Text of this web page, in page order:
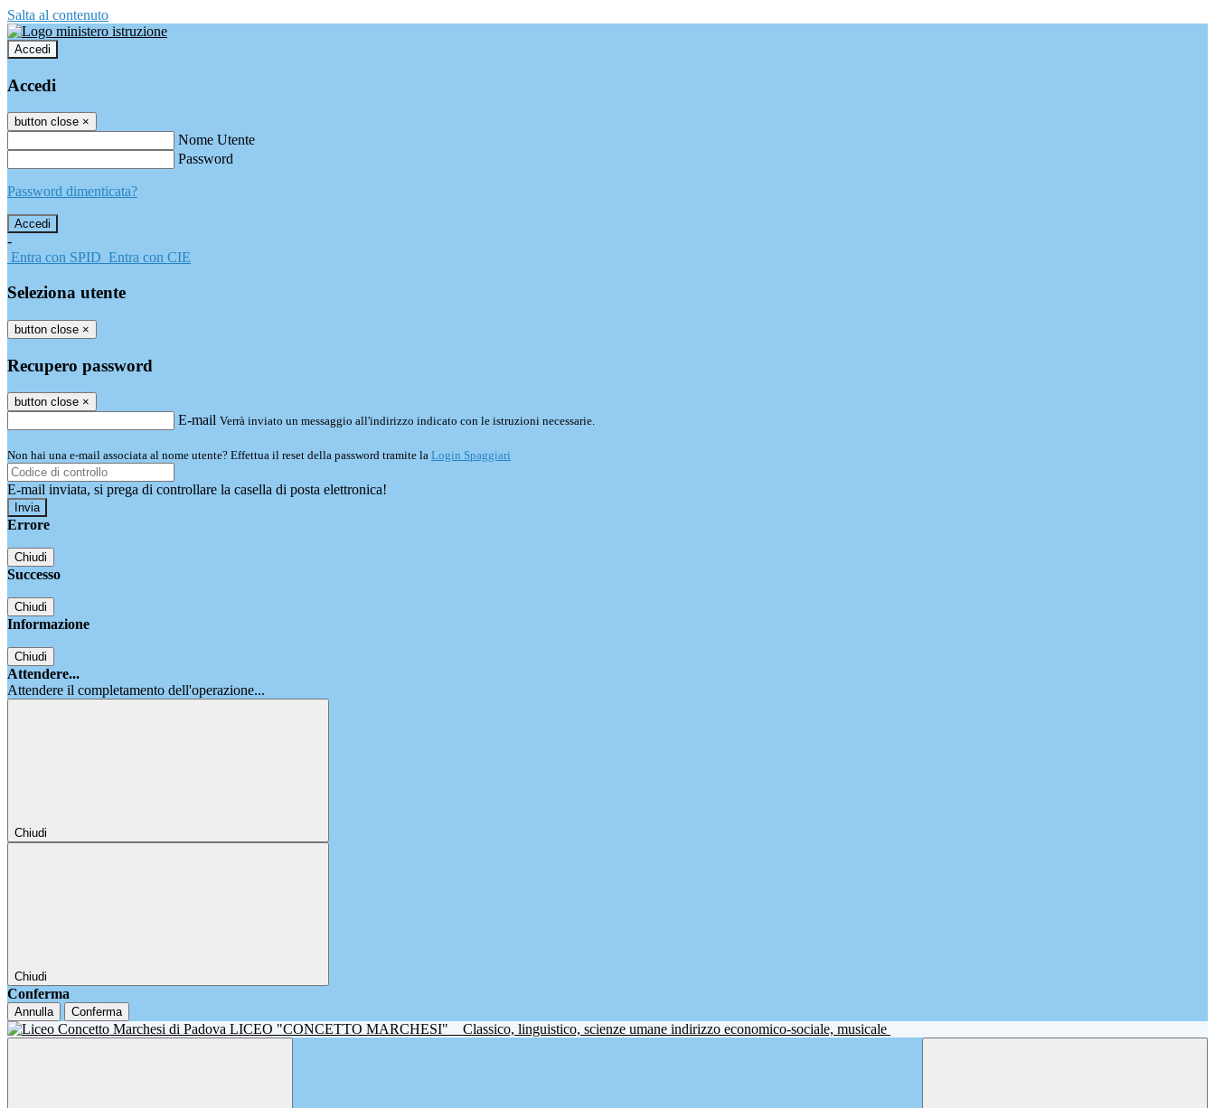
Salta al contenuto
Accedi
Accedi
button close ×
Nome Utente
Password
Password dimenticata?
-
Entra con SPID Entra con CIE
Seleziona utente
button close ×
Recupero password
button close ×
E-mail Verrà inviato un messaggio all'indirizzo indicato con le istruzioni necessarie.
Non hai una e-mail associata al nome utente? Effettua il reset della password tramite la Login Spaggiari
E-mail inviata, si prega di controllare la casella di posta elettronica!
Errore
Chiudi
Successo
Chiudi
Informazione
Chiudi
Attendere...
Attendere il completamento dell'operazione...
Chiudi
Chiudi
Conferma
Annulla Conferma
LICEO "CONCETTO MARCHESI" Classico, linguistico, scienze umane indirizzo economico-sociale, musicale